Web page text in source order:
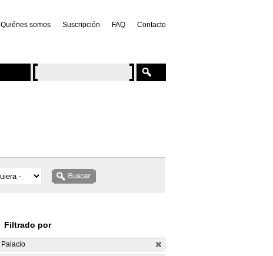
Quiénes somos Suscripción FAQ Contacto
Filtrado por
Palacio